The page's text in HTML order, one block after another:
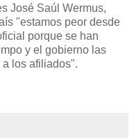
José Saúl Wermus,
"estamos peor desde
porque se han
y el gobierno las
los afiliados".